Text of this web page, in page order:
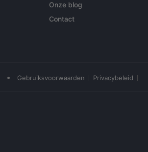
Onze blog
Contact
• Gebruiksvoorwaarden Privacybeleid